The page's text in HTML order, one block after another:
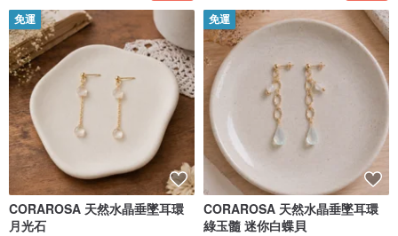
免運
CORAROSA 天然水晶垂墜耳環
月光石
免運
CORAROSA 天然水晶垂墜耳環
綠玉髓 迷你白蝶貝